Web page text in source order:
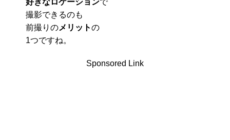
好きなロケーションで
撮影できるのも
前撮りのメリットの
1つですね。
Sponsored Link